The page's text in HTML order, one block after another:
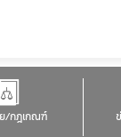
/กฎเกณฑ์